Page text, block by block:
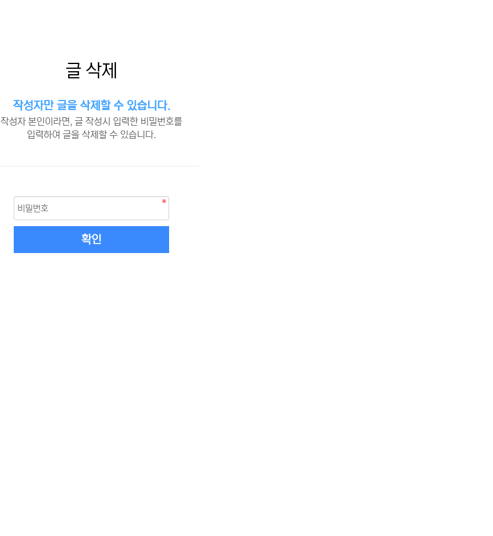
글 삭제
작성자만 글을 삭제할 수 있습니다.
작성자 본인이라면, 글 작성시 입력한 비밀번호를
입력하여 글을 삭제할 수 있습니다.